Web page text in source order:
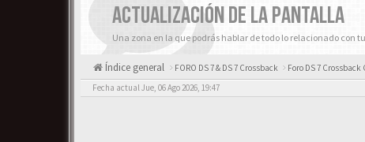
ACTUALIZACIÓN DE LA PANTALLA
Una zona en la que podrás hablar de todo lo relacionado con tu
Índice general FORO DS 7 & DS 7 Crossback Foro DS 7 Crossback
Fecha actual Jue, 06 Ago 2026, 19:47